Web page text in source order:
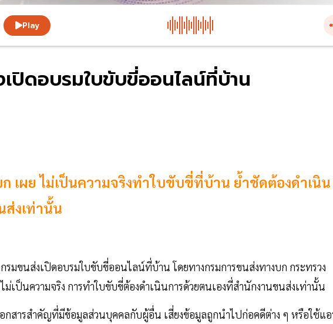
Play
ปิดอบรมใบขับขี่ออนไลน์ที่บ้าน
เผย ไม่เป็นความจริงทำใบขับขี่ที่บ้าน ย้ำชัดต้องดำเนิน
ส่งเท่านั้น
มขนส่งเปิดอบรมใบขับขี่ออนไลน์ที่บ้าน โดยทางกรมการขนส่งทางบก กระทรวง
เป็นความจริง การทำใบขับขี่ต้องดำเนินการด้วยตนเองที่สำนักงานขนส่งเท่านั้น
สารสำคัญที่มีข้อมูลส่วนบุคคลกับผู้อื่น เสี่ยงข้อมูลถูกนำไปก่อคดีต่าง ๆ หรือใช้แ